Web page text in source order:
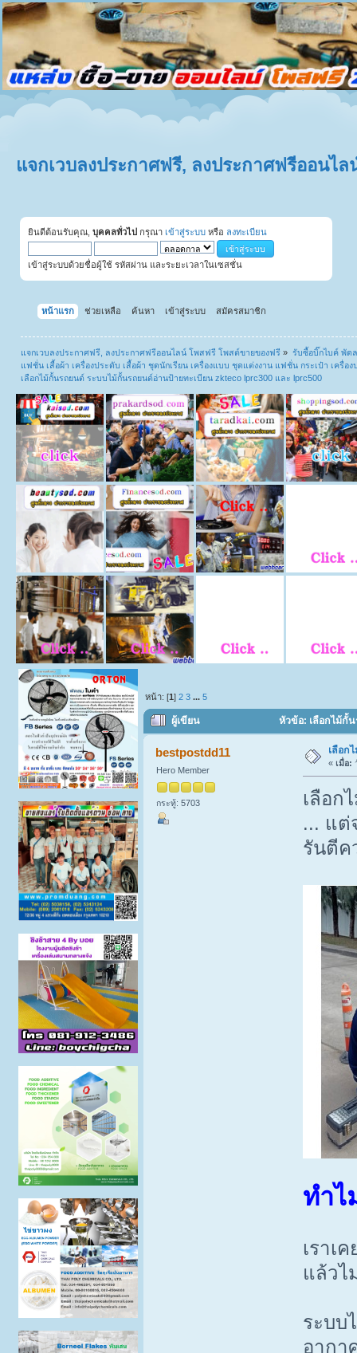
แจกเวบลงประกาศฟรี, ลงประกาศฟรีออนไ
ยินดีต้อนรับคุณ, บุคคลทั่วไป กรุณา เข้าสู่ระบบ หรือ ลงทะเบียน
เข้าสู่ระบบด้วยชื่อผู้ใช้ รหัสผ่าน และระยะเวลาในเซสชั่น
หน้าแรก ช่วยเหลือ ค้นหา เข้าสู่ระบบ สมัครสมาชิก
แจกเวบลงประกาศฟรี, ลงประกาศฟรีออนไลน์ โพสฟรี โพสต์ขายของฟรี » รับซื้อบิ๊กไบค์ พัด
แฟชั่น เสื้อผ้า เครื่องประดับ เสื้อผ้า ชุดนักเรียน เครื่องแบบ ชุดแต่งงาน แฟชั่น กระเป๋า เครื่
เลือกไม้กั้นรถยนต์ ระบบไม้กั้นรถยนต์อ่านป้ายทะเบียน zkteco lprc300 และ lprc500
หน้า: [1]2 3 ...5
ผู้เขียน หัวข้อ: เลือกไม้กั้
bestpostdd11
Hero Member
กระทู้: 5703
เลือก
« เมื่อ:
เลือก
... แต่
รันตีค
ทำไ
เราเ
แล้วไ
ระบบ
อากา